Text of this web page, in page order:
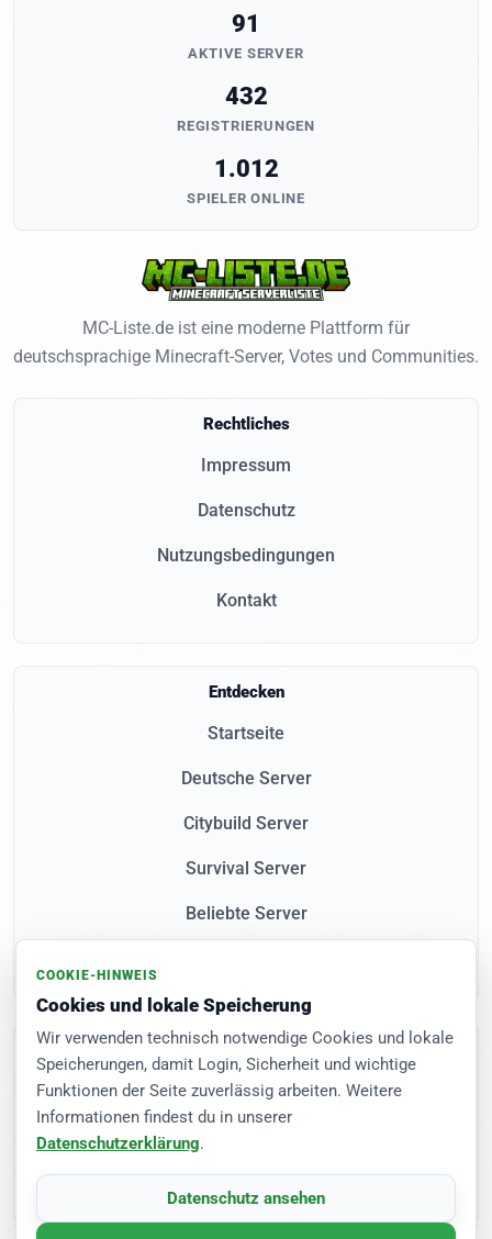
91
AKTIVE SERVER
432
REGISTRIERUNGEN
1.012
SPIELER ONLINE
MC-Liste.de ist eine moderne Plattform für
deutschsprachige Minecraft-Server, Votes und Communities.
Rechtliches
Impressum
Datenschutz
Nutzungsbedingungen
Kontakt
Entdecken
Startseite
Deutsche Server
Citybuild Server
Survival Server
Beliebte Server
Community
FAQ
Registrierung
Server eintragen
COOKIE-HINWEIS
Cookies und lokale Speicherung
Wir verwenden technisch notwendige Cookies und lokale
Speicherungen, damit Login, Sicherheit und wichtige
Funktionen der Seite zuverlässig arbeiten. Weitere
Informationen findest du in unserer
Datenschutzerklärung.
Datenschutz ansehen